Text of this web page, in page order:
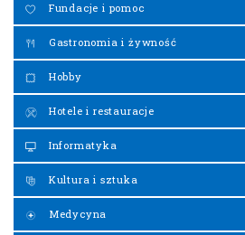
Fundacje i pomoc
Gastronomia i żywność
Hobby
Hotele i restauracje
Informatyka
Kultura i sztuka
Medycyna